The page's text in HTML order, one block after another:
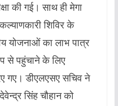
की गई। साथ ही मेगा
शिविर के
योजनाओं का लाभ पात्र
से पहुंचाने के लिए
गए। डीएलएसए सचिव ने
सिंह चौहान को